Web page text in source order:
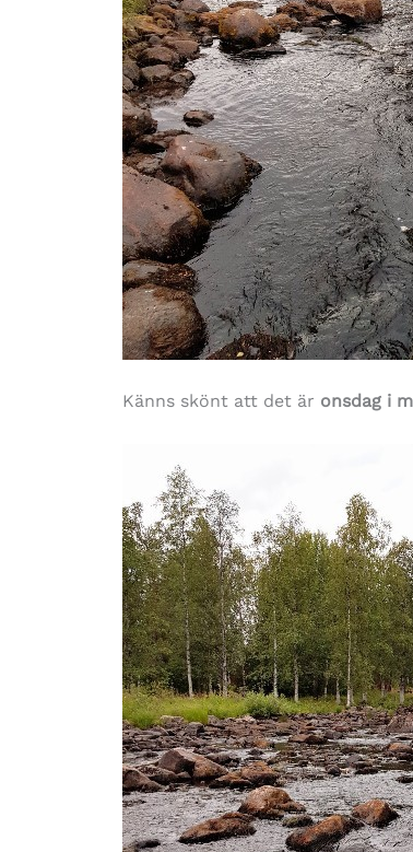
Känns skönt att det är onsdag i